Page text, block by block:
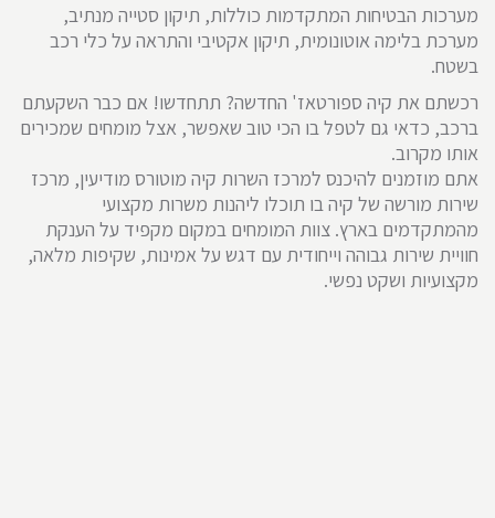
מערכות הבטיחות המתקדמות כוללות, תיקון סטייה מנתיב,
מערכת בלימה אוטונומית, תיקון אקטיבי והתראה על כלי רכב
בשטח.
רכשתם את קיה ספורטאז' החדשה? תתחדשו! אם כבר השקעתם
ברכב, כדאי גם לטפל בו הכי טוב שאפשר, אצל מומחים שמכירים
אותו מקרוב.
אתם מוזמנים להיכנס למרכז השרות קיה מוטורס מודיעין, מרכז
שירות מורשה של קיה בו תוכלו ליהנות משרות מקצועי
מהמתקדמים בארץ. צוות המומחים במקום מקפיד על הענקת
חוויית שירות גבוהה וייחודית עם דגש על אמינות, שקיפות מלאה,
מקצועיות ושקט נפשי.